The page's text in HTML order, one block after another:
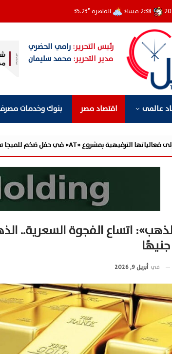
القاهرة°
35.23
رئيس التحرير:رامي الحضري
مدير التحرير: محمد سليمان
عالمى اقتصاد مصر بنوك وخدمات
اتساع الفجوة السعرية..
في أبريل 9, 2026